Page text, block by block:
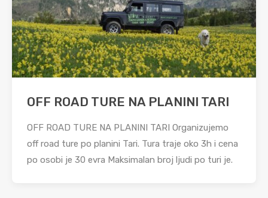
OFF ROAD TURE NA PLANINI TARI
OFF ROAD TURE NA PLANINI TARI Organizujemo
off road ture po planini Tari. Tura traje oko 3h i cena
po osobi je 30 evra Maksimalan broj ljudi po turi je.